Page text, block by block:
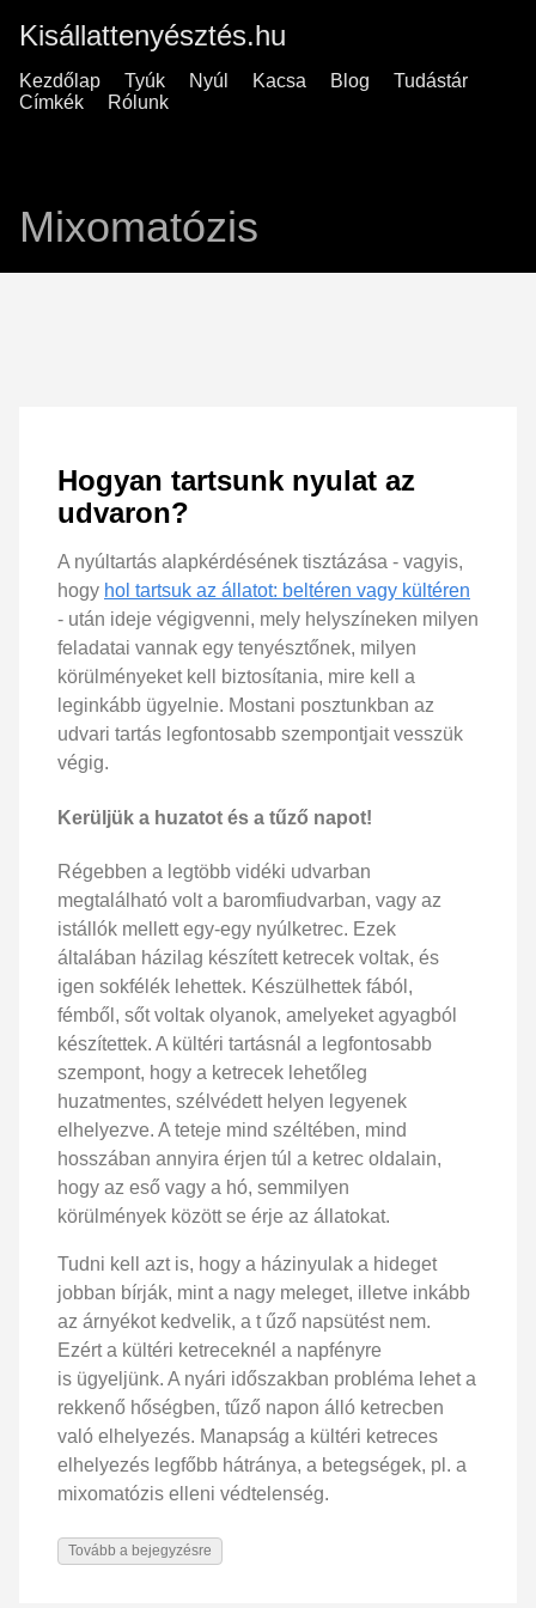
Kisállattenyésztés.hu
Kezdőlap Tyúk Nyúl Kacsa Blog
Tudástár
Címkék
Rólunk
Mixomatózis
Hogyan tartsunk nyulat az
udvaron?
A nyúltartás alapkérdésének tisztázása - vagyis,
hogy hol tartsuk az állatot: beltéren vagy kültéren
- után ideje végigvenni, mely helyszíneken milyen
feladatai vannak egy tenyésztőnek, milyen
körülményeket kell biztosítania, mire kell a
leginkább ügyelnie. Mostani posztunkban az
udvari tartás legfontosabb szempontjait vesszük
végig.
Kerüljük a huzatot és a tűző napot!
Régebben a legtöbb vidéki udvarban
megtalálható volt a baromfiudvarban, vagy az
istállók mellett egy-egy nyúlketrec. Ezek
általában házilag készített ketrecek voltak, és
igen sokfélék lehettek. Készülhettek fából,
fémből, sőt voltak olyanok, amelyeket agyagból
készítettek. A kültéri tartásnál a legfontosabb
szempont, hogy a ketrecek lehetőleg
huzatmentes, szélvédett helyen legyenek
elhelyezve. A teteje mind széltében, mind
hosszában annyira érjen túl a ketrec oldalain,
hogy az eső vagy a hó, semmilyen
körülmények között se érje az állatokat.
Tudni kell azt is, hogy a házinyulak a hideget
jobban bírják, mint a nagy meleget, illetve inkább
az árnyékot kedvelik, a t űző napsütést nem.
Ezért a kültéri ketreceknél a napfényre
is ügyeljünk. A nyári időszakban probléma lehet a
rekkenő hőségben, tűző napon álló ketrecben
való elhelyezés. Manapság a kültéri ketreces
elhelyezés legfőbb hátránya, a betegségek, pl. a
mixomatózis elleni védtelenség.
Tovább a bejegyzésre